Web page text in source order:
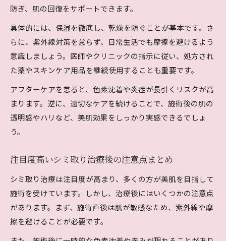
防ぎ、肌の回復をサポートできます。
具体的には、保湿を徹底し、乾燥を防ぐことが基本です。さ
らに、紫外線対策を怠らず、日常生活でも摩擦を避けるよう
意識しましょう。医師やクリニックの指示に従い、処方され
た薬やスキンケア用品を継続使用することも重要です。
アフターケアを怠ると、色素沈着や炎症が長引くリスクが高
まります。逆に、適切なケアを続けることで、施術後の肌の
透明感やハリなど、美肌効果をしっかり実感できるでしょ
う。
注目度高いシミ取り治療後の注意点まとめ
シミ取り治療は注目度が高まり、多くの方が美肌を目指して
施術を受けています。しかし、治療後にはいくつかの注意点
があります。まず、施術直後は肌が敏感なため、紫外線や摩
擦を避けることが必要です。